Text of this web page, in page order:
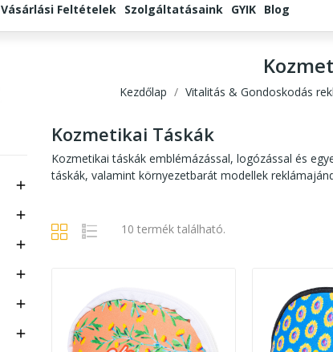
Vásárlási Feltételek Szolgáltatásaink GYIK Blog
Kezdőlap Vitalitás & Gondoskodás






Kozmetikai Táskák
Kozmetikai táskák emblémázással, logózással és
táskák, valamint környezetbarát modellek
10 termék található.